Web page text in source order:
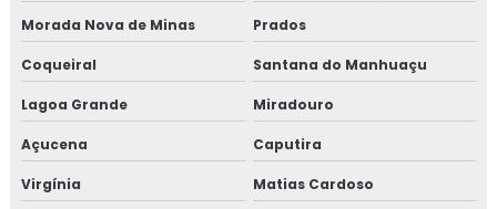
Morada Nova de Minas Prados
Coqueiral Santana do Manhuaçu
Lagoa Grande Miradouro
Açucena Caputira
Virgínia Matias Cardoso